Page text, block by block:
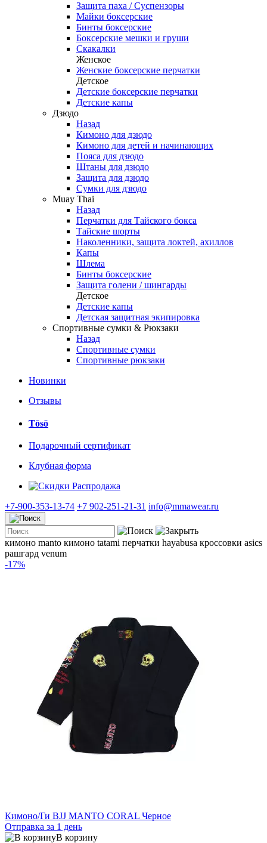
Защита паха / Суспензоры
Майки боксерские
Бинты боксерские
Боксерские мешки и груши
Скакалки
Женское
Женские боксерские перчатки
Детское
Детские боксерские перчатки
Детские капы
Дзюдо
Назад
Кимоно для дзюдо
Кимоно для детей и начинающих
Пояса для дзюдо
Штаны для дзюдо
Защита для дзюдо
Сумки для дзюдо
Muay Thai
Назад
Перчатки для Тайского бокса
Тайские шорты
Наколенники, защита локтей, ахиллов
Капы
Шлема
Бинты боксерские
Защита голени / шингарды
Детское
Детские капы
Детская защитная экипировка
Спортивные сумки & Рюкзаки
Назад
Спортивные сумки
Спортивные рюкзаки
Новинки
Отзывы
Tōsō
Подарочный сертификат
Клубная форма
Распродажа
+7-900-353-13-74 +7 902-251-21-31 info@mmawear.ru
кимоно manto кимоно tatami перчатки hayabusa кроссовки asics
рашгард venum
-17%
Кимоно/Ги BJJ MANTO CORAL Черное
Отправка за 1 день
В корзину